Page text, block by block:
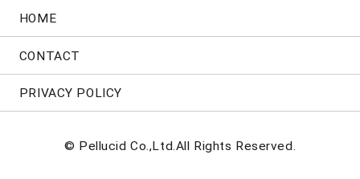
HOME
CONTACT
PRIVACY POLICY
© Pellucid Co.,Ltd.All Rights Reserved.